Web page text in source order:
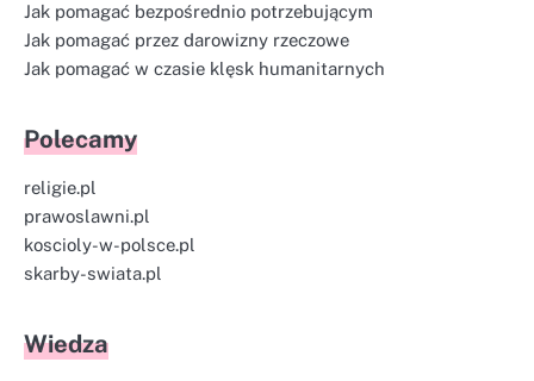
Jak pomagać bezpośrednio potrzebującym
Jak pomagać przez darowizny rzeczowe
Jak pomagać w czasie klęsk humanitarnych
Polecamy
religie.pl
prawoslawni.pl
koscioly-w-polsce.pl
skarby-swiata.pl
Wiedza